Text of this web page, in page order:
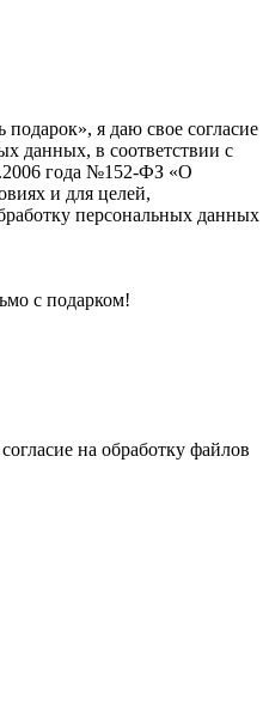
я даю свое согласие
данных, в соответствии с
года №152-ФЗ «О
и для целей,
персональных данных
с подарком!
на обработку файлов